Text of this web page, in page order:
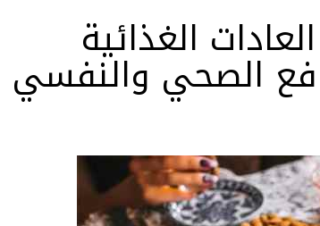
الغذائية
الصحي والنفسي